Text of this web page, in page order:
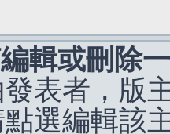
輯或刪除
表者，版
選編輯該